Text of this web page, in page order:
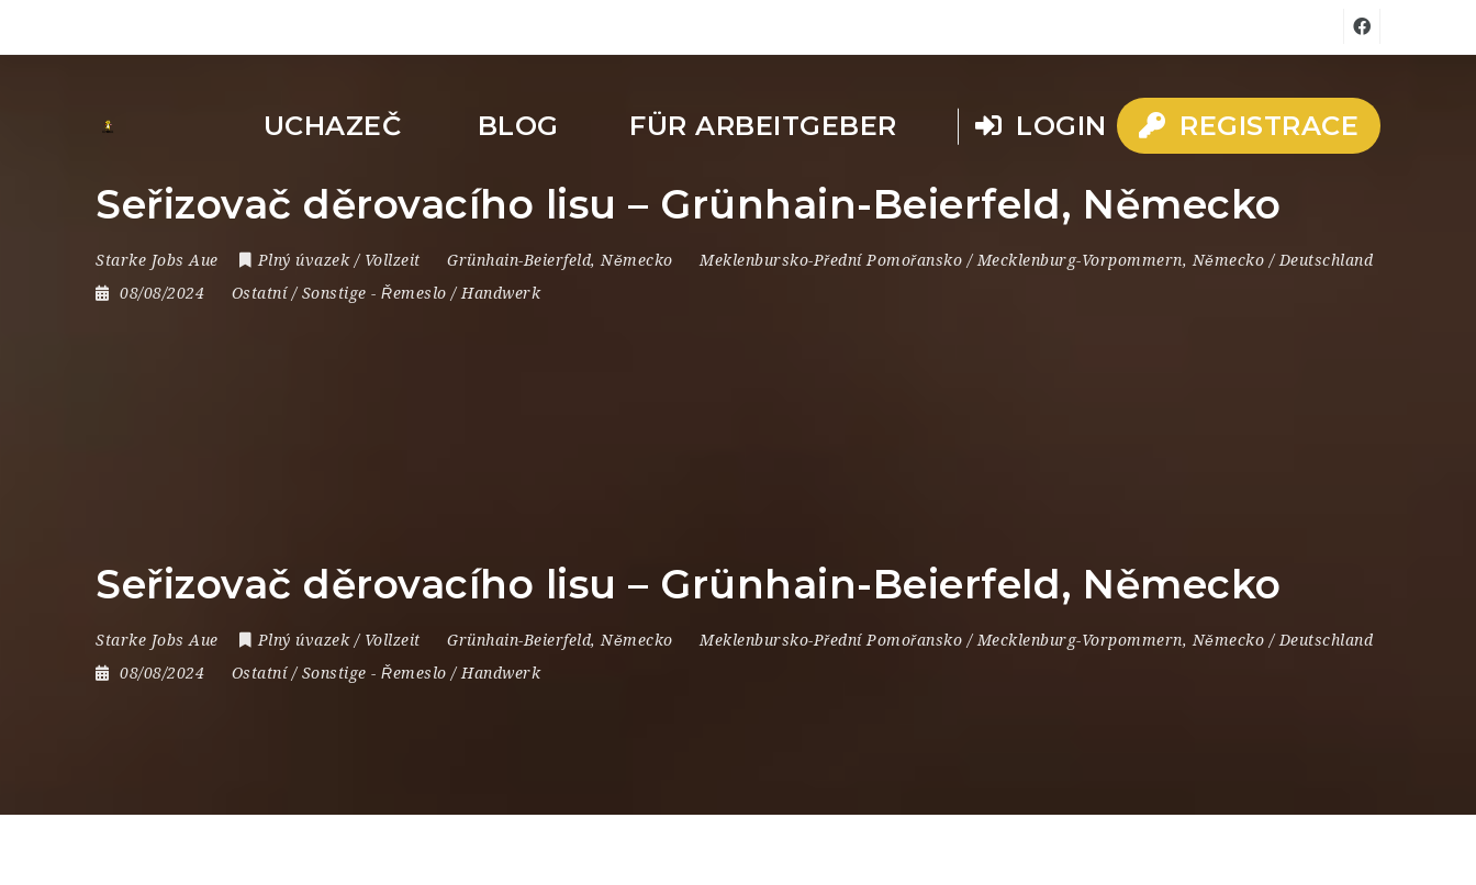
UCHAZEČ BLOG FÜR ARBEITGEBER LOGIN REGISTRACE
Seřizovač děrovacího lisu – Grünhain-Beierfeld, Německo
Starke Jobs Aue Plný úvazek / Vollzeit Grünhain-Beierfeld, Německo Meklenbursko-Přední Pomořansko / Mecklenburg-Vorpommern, Německo / Deutschland
08/08/2024
Ostatní / Sonstige - Řemeslo / Handwerk
Seřizovač děrovacího lisu – Grünhain-Beierfeld, Německo
Starke Jobs Aue Plný úvazek / Vollzeit Grünhain-Beierfeld, Německo Meklenbursko-Přední Pomořansko / Mecklenburg-Vorpommern, Německo / Deutschland
08/08/2024
Ostatní / Sonstige - Řemeslo / Handwerk